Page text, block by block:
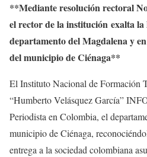
**Mediante resolución rectoral
el rector de la institución exalta
departamento del Magdalena y
del municipio de Ciénaga**
El Instituto Nacional de Formación
“Humberto Velásquez García”
Periodista en Colombia, el
municipio de Ciénaga,
entrega a la sociedad colombiana